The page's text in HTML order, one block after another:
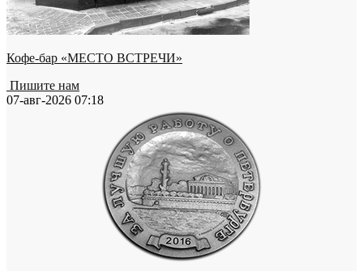
Кофе-бар «МЕСТО ВСТРЕЧИ»
Пишите нам
07-авг-2026 07:18